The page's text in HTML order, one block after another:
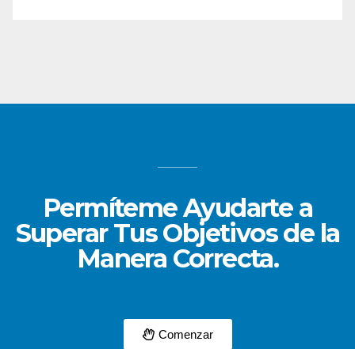
Permíteme Ayudarte a
Superar Tus Objetivos de la
Manera Correcta.
Comenzar